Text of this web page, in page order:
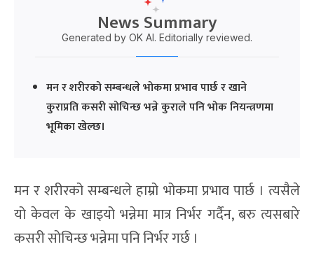
News Summary
Generated by OK AI. Editorially reviewed.
मन र शरीरको सम्बन्धले भोकमा प्रभाव पार्छ र खाने
कुराप्रति कसरी सोचिन्छ भन्ने कुराले पनि भोक नियन्त्रणमा
भूमिका खेल्छ।
मन र शरीरको सम्बन्धले हाम्रो भोकमा प्रभाव पार्छ । त्यसैले
यो केवल के खाइयो भन्नेमा मात्र निर्भर गर्दैन, बरु त्यसबारे
कसरी सोचिन्छ भन्नेमा पनि निर्भर गर्छ ।